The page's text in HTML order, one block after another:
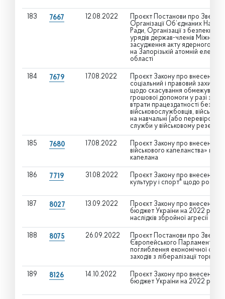
183 7667 12.08.2022
Проєкт Постанови про
Організації Об’єднаних
Ради, Організації з безпеки та
урядів держав-членів
засудження акту ядерного
на Запорізькій атомній
області
184 7679 17.08.2022
Проєкт Закону про внесення
соціальний і правовий захист
щодо скасування
грошової допомоги у разі
втрати працездатності без
військовослужбовців,
на навчальні (або
служби у військовому резерві
185 7680 17.08.2022
Проєкт Закону про внесення
військового капеланства»
капелана
186 7719 31.08.2022
Проєкт Закону про внесення
культуру і спорт" щодо
187 8027 13.09.2022
Проєкт Закону про внесення
бюджет України на 2022 рік"
наслідків збройної агресії
188 8075 26.09.2022
Проєкт Постанови про
Європейського Парламенту
поглиблення економічної
заходів з лібералізації торгівлі
189 8126 14.10.2022
Проєкт Закону про внесення
бюджет України на 2022 рік"